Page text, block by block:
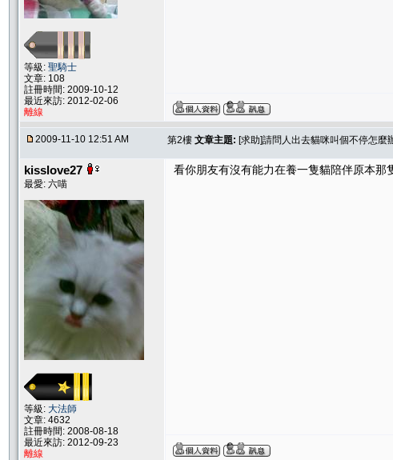
等級: 聖騎士
文章: 108
註冊時間: 2009-10-12
最近來訪: 2012-02-06
離線
2009-11-10 12:51 AM 第2樓 文章主題: [求助]請問人出去貓咪叫個不停怎麼
kisslove27
最愛: 六喵
等級: 大法師
文章: 4632
註冊時間: 2008-08-18
最近來訪: 2012-09-23
離線
看你朋友有沒有能力在養一隻貓陪伴原本那